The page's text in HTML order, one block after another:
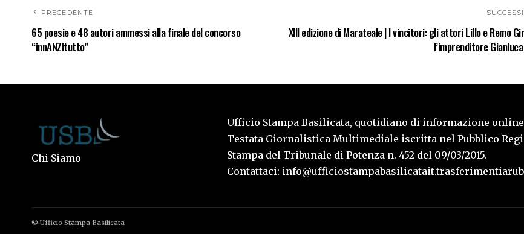
PRECEDENTE
65 poesie e 48 autori ammessi alla finale del concorso
“innANZItutto”
XIII edizione di Marateale | I vincitori: gli attori Lillo e Remo
l’imprenditore
Chi Siamo
Ufficio Stampa Basilicata, quotidiano di informazione
Testata Giornalistica Multimediale iscritta nel Pubblico
Stampa del Tribunale di Potenza n. 452 del 09/03/2015.
Contattaci:
© Ufficio Stampa Basilicata